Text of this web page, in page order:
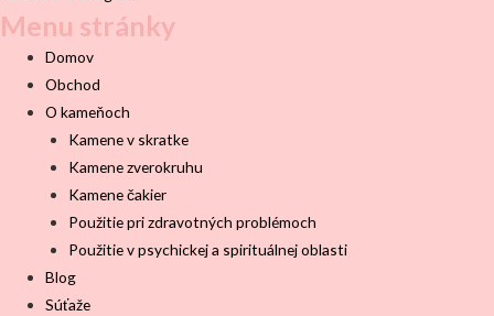
Menu stránky
Domov
Obchod
O kameňoch
Kamene v skratke
Kamene zverokruhu
Kamene čakier
Použitie pri zdravotných problémoch
Použitie v psychickej a spirituálnej oblasti
Blog
Súťaže